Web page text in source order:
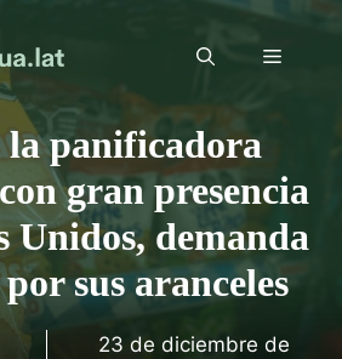
Menú
panificadora
gran presencia
Unidos, demanda
sus aranceles
23 de diciembre de